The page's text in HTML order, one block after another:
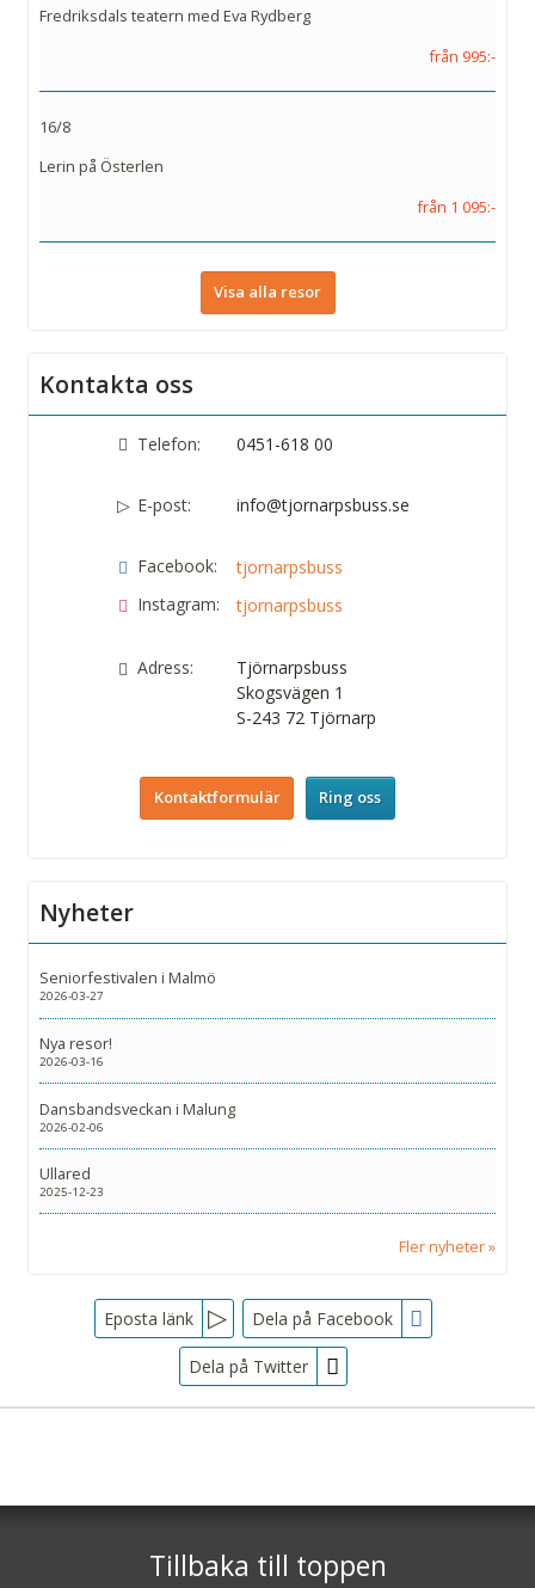
Fredriksdals teatern med Eva Rydberg
från 995:-
16/8
Lerin på Österlen
från 1 095:-
Visa alla resor
Kontakta oss
Telefon: 0451-618 00
E-post: info@tjornarpsbuss.se
Facebook:
tjornarpsbuss
Instagram:
tjornarpsbuss
Adress:
Tjörnarpsbuss
Skogsvägen 1
S-243 72 Tjörnarp
Kontaktformulär Ring oss
Nyheter
Seniorfestivalen i Malmö
2026-03-27
Nya resor!
2026-03-16
Dansbandsveckan i Malung
2026-02-06
Ullared
2025-12-23
Fler nyheter
FacebookEposta länk Dela på Facebook
Dela på Twitter
Sociala medier
Jag samtycker till dataskyddspolicyn.
Telefon 0451-618 00
Tillbaka till toppen